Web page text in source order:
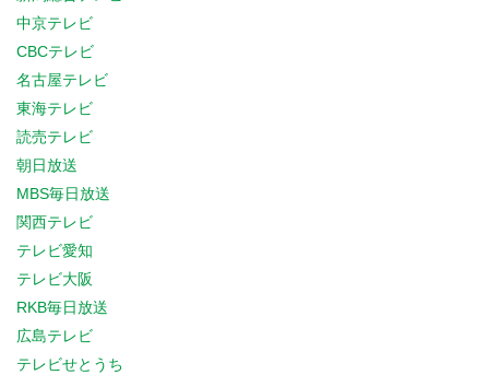
中京テレビ
CBCテレビ
名古屋テレビ
東海テレビ
読売テレビ
朝日放送
MBS毎日放送
関西テレビ
テレビ愛知
テレビ大阪
RKB毎日放送
広島テレビ
テレビせとうち